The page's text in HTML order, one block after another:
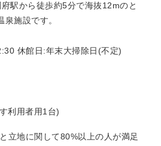
駅から徒歩約5分で海抜12mのと
泉施設です。
休館日:年末大掃除日(不定)
利用者用1台)
立地に関して80%以上の人が満足